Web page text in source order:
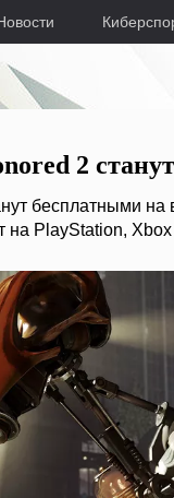
2
бесплатными на
на PlayStation,